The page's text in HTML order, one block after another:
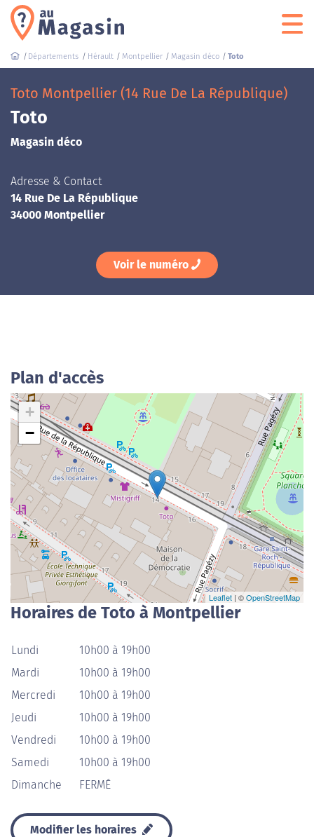
Départements Hérault Montpellier Magasin déco Toto
Toto Montpellier (14 Rue De La République)
Toto
Magasin déco
Adresse & Contact
14 Rue De La République
34000 Montpellier
Voir le numéro
Plan d'accès
+
−
Leaflet | ©OpenStreetMap
Horaires de Toto à Montpellier
Lundi
10h00 à 19h00
Mardi
10h00 à 19h00
Mercredi
10h00 à 19h00
Jeudi
10h00 à 19h00
Vendredi
10h00 à 19h00
Samedi
10h00 à 19h00
Dimanche
FERMÉ
Modifier les horaires